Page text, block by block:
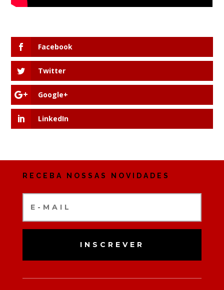
Facebook
Twitter
Google+
LinkedIn
RECEBA NOSSAS NOVIDADES
INSCREVER